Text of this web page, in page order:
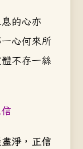
的心亦
心何來所
不存一絲
淨，正信